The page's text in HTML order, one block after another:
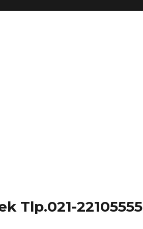
Tlp.021-22105555